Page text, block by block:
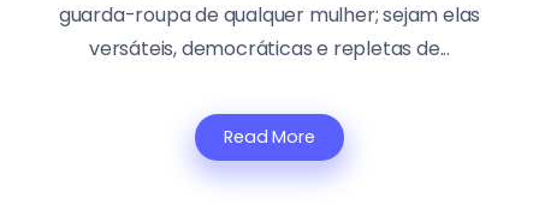
guarda-roupa de qualquer mulher; sejam elas
versáteis, democráticas e repletas de...
Read More